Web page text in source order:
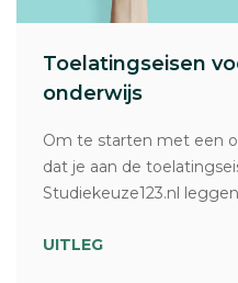
Toelatingseisen
onderwijs
Om te starten met een
dat je aan de
Studiekeuze123.nl
UITLEG